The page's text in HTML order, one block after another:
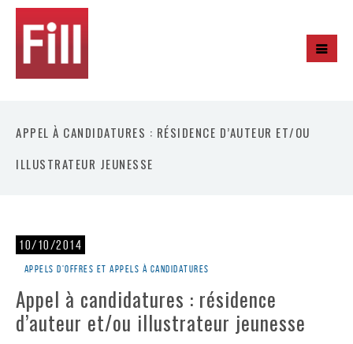
APPEL À CANDIDATURES : RÉSIDENCE D’AUTEUR ET/OU
ILLUSTRATEUR JEUNESSE
10/10/2014
Appels d'offres et appels à candidatures
Appel à candidatures : résidence
d’auteur et/ou illustrateur jeunesse